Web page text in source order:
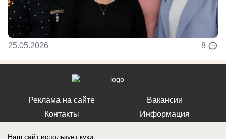
25.05.2026 8
Реклама на сайте
Контакты
Вакансии
Информация
Наш сайт использует куки.